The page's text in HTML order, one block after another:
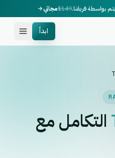
بواسطة فريقنا.$149مجاني
ابدأ
التكامل مع